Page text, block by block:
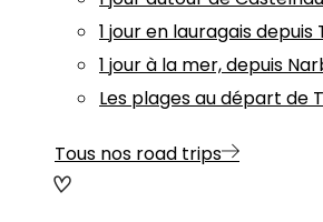
1 jour en lauragais depuis
1 jour à la mer, depuis
Les plages au départ de
Tous nos road trips